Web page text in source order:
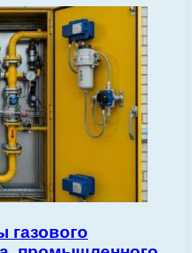
газового